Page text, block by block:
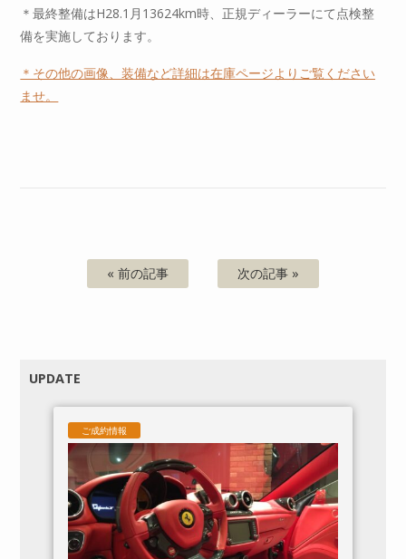
＊最終整備はH28.1月13624km時、正規ディーラーにて点検整
備を実施しております。
＊その他の画像、装備など詳細は在庫ページよりご覧ください
ませ。
« 前の記事 次の記事 »
UPDATE
ご成約情報